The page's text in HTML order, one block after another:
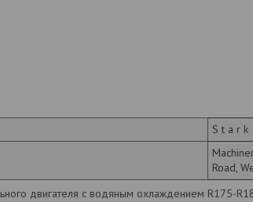
S t a r k
Road,
двигателя с водяным охлаждением R175-